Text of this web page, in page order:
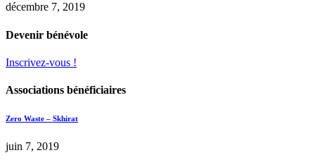
décembre 7, 2019
Devenir bénévole
Inscrivez-vous !
Associations bénéficiaires
Zero Waste – Skhirat
juin 7, 2019